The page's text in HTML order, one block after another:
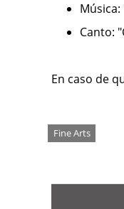
Canto:
En caso de
Tags
Fine Arts